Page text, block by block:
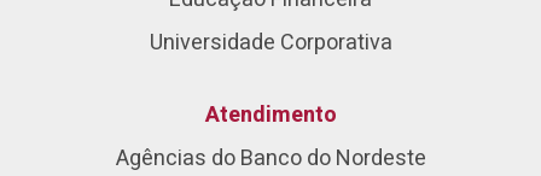
Universidade Corporativa
Atendimento
Agências do Banco do Nordeste